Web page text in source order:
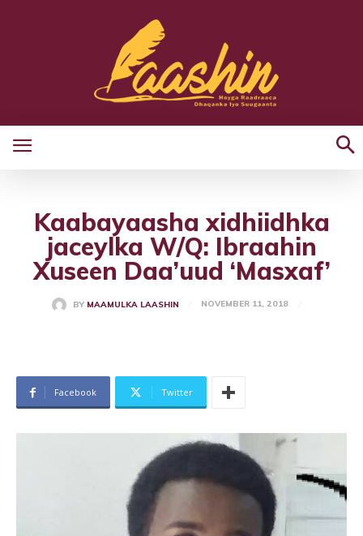
Kaabayaasha xidhiidhka
jaceylka W/Q: Ibraahin
Xuseen Daa’uud ‘Masxaf’
BY MAAMULKA LAASHIN NOVEMBER 11, 2018
Facebook Twitter